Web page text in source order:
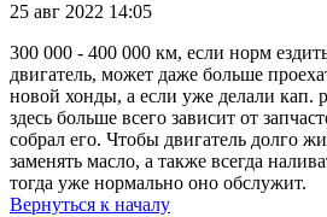
25 авг 2022 14:05
300 000 - 400 000 км, если норм
двигатель, может даже больше
новой хонды, а если уже делали кап.
здесь больше всего зависит от
собрал его. Чтобы двигатель долго
заменять масло, а также всегда
тогда уже нормально оно обслужит.
Вернуться к началу